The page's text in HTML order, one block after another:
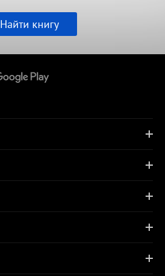
Найти книгу